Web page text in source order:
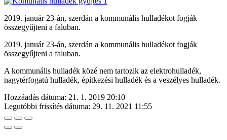
2019. január 23-án, szerdán a kommunális hulladékot fogják
összegyűjteni a faluban.
2019. január 23-án, szerdán a kommunális hulladékot fogják
összegyűjteni a faluban.
A kommunális hulladék közé nem tartozik az elektrohulladék,
nagytérfogatú hulladék, építkezési hulladék és a veszélyes hulladék.
Hozzáadás dátuma: 21. 1. 2019 20:10
Legutóbbi frissítés dátuma: 29. 11. 2021 11:55